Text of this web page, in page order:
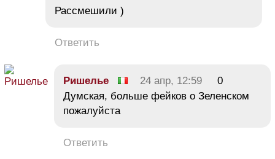
Рассмешили )
Ответить
Ришелье 24 апр, 12:59
0
Думская, больше фейков о Зеленском
пожалуйста
Ответить